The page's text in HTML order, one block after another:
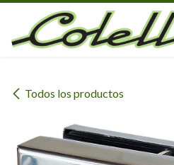
Ir al contenido
Todos los productos